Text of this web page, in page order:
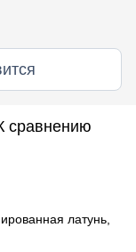
сравнению
латунь,